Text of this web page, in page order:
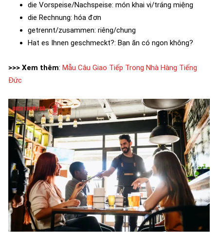
die Vorspeise/Nachspeise: món khai vị/tráng miệng
die Rechnung: hóa đơn
getrennt/zusammen: riêng/chung
Hat es Ihnen geschmeckt?: Bạn ăn có ngon không?
>>> Xem thêm: Mẫu Câu Giao Tiếp Trong Nhà Hàng Tiếng
Đức